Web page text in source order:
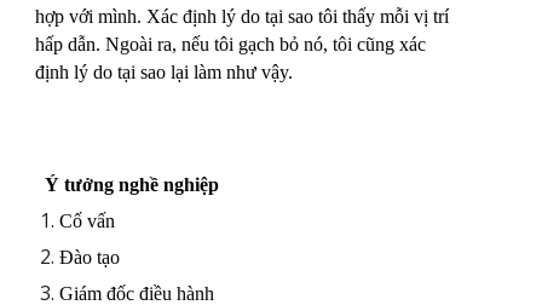
hợp với mình. Xác định lý do tại sao tôi thấy mỗi vị trí
hấp dẫn. Ngoài ra, nếu tôi gạch bỏ nó, tôi cũng xác
định lý do tại sao lại làm như vậy.
Ý tưởng nghề nghiệp
Cố vấn
Đào tạo
Giám đốc điều hành